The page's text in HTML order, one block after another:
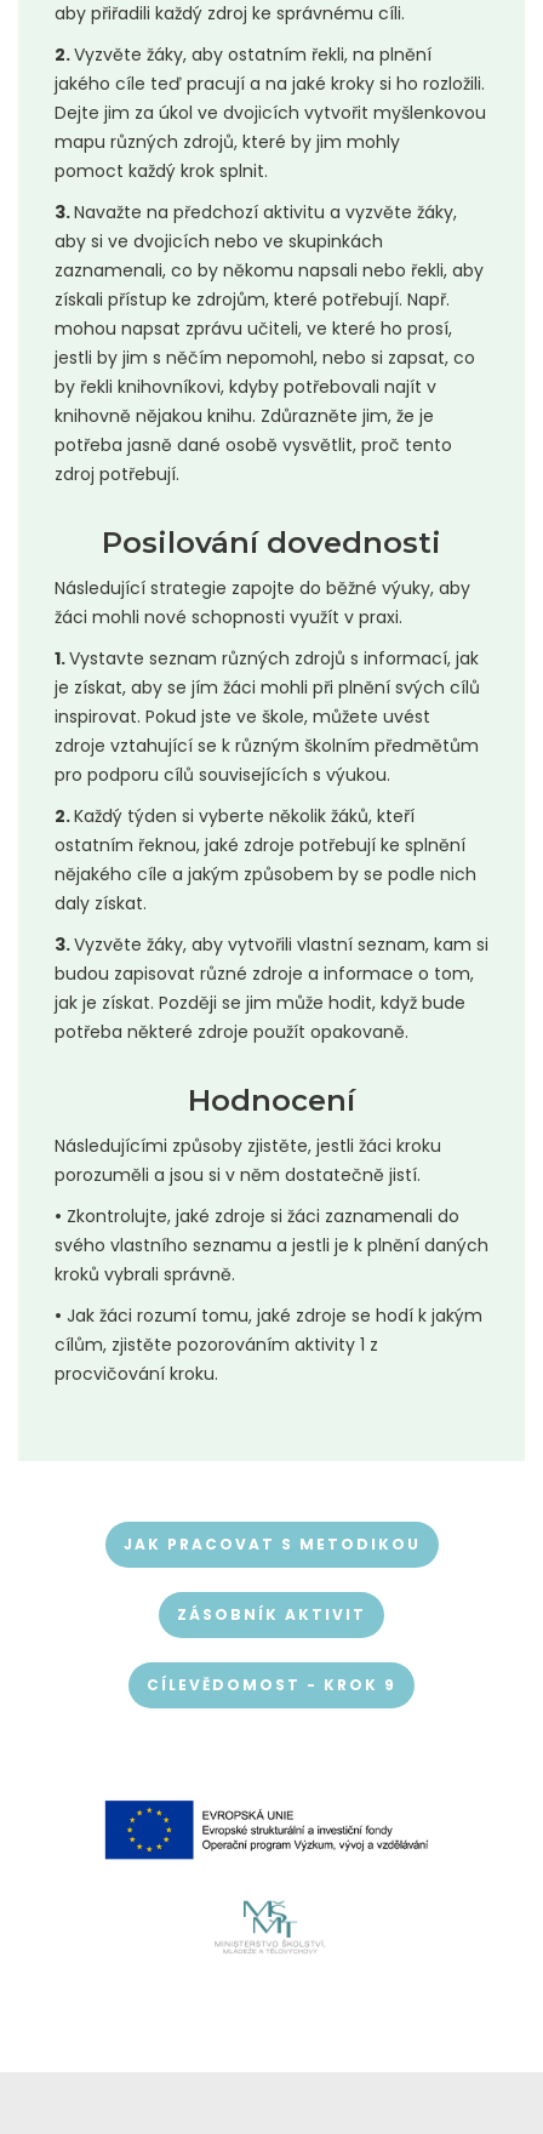
aby přiřadili každý zdroj ke správnému cíli.
2.Vyzvěte žáky, aby ostatním řekli, na plnění
jakého cíle teď pracují a na jaké kroky si ho rozložili.
Dejte jim za úkol ve dvojicích vytvořit myšlenkovou
mapu různých zdrojů, které by jim mohly
pomoct každý krok splnit.
3.Navažte na předchozí aktivitu a vyzvěte žáky,
aby si ve dvojicích nebo ve skupinkách
zaznamenali, co by někomu napsali nebo řekli, aby
získali přístup ke zdrojům, které potřebují. Např.
mohou napsat zprávu učiteli, ve které ho prosí,
jestli by jim s něčím nepomohl, nebo si zapsat, co
by řekli knihovníkovi, kdyby potřebovali najít v
knihovně nějakou knihu. Zdůrazněte jim, že je
potřeba jasně dané osobě vysvětlit, proč tento
zdroj potřebují.
Posilování dovednosti
Následující strategie zapojte do běžné výuky, aby
žáci mohli nové schopnosti využít v praxi.
1.Vystavte seznam různých zdrojů s informací, jak
je získat, aby se jím žáci mohli při plnění svých cílů
inspirovat. Pokud jste ve škole, můžete uvést
zdroje vztahující se k různým školním předmětům
pro podporu cílů souvisejících s výukou.
2.Každý týden si vyberte několik žáků, kteří
ostatním řeknou, jaké zdroje potřebují ke splnění
nějakého cíle a jakým způsobem by se podle nich
daly získat.
3.Vyzvěte žáky, aby vytvořili vlastní seznam, kam si
budou zapisovat různé zdroje a informace o tom,
jak je získat. Později se jim může hodit, když bude
potřeba některé zdroje použít opakovaně.
Hodnocení
Následujícími způsoby zjistěte, jestli žáci kroku
porozuměli a jsou si v něm dostatečně jistí.
• Zkontrolujte, jaké zdroje si žáci zaznamenali do
svého vlastního seznamu a jestli je k plnění daných
kroků vybrali správně.
• Jak žáci rozumí tomu, jaké zdroje se hodí k jakým
cílům, zjistěte pozorováním aktivity 1 z
procvičování kroku.
JAK PRACOVAT S METODIKOU
ZÁSOBNÍK AKTIVIT
CÍLEVĚDOMOST - KROK 9